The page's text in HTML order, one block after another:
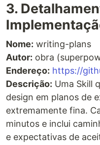
3.
Nome: writing-plans
Autor: obra
Endereço: https://
Descrição: Uma Skill
design em planos de
extremamente fina.
minutos e inclui
e expectativas de